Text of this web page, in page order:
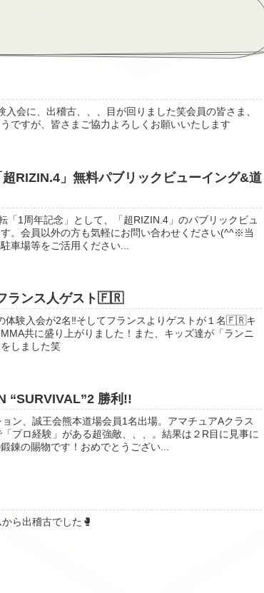
会に、出稽古、、、目が回りました笑会員の皆さま、
ですが、皆さまご協力よろしくお願いいたします
RIZIN.4」無料パブリックビューイング&道
「1周年記念」として、「超RIZIN.4」のパブリックビュ
。会員以外の方も気軽にお問い合わせください(^^※当
車場等をご活用ください...
ランス人ゲスト🇫🇷
体験入会が2名‼️そしてフランスよりゲストが１名🇫🇷キ
共に盛り上がりました！また、キッズ達が「ランニ
しました笑
“SURVIVAL”2 勝利!!
ン、誠王会熊本道場会員1名出場。アマチュアAクラス
プロ経験」がある超強敵、、、。結果は２R目に見事に
錬の賜物です！おめでとうござい...
ら出稽古でした🥊